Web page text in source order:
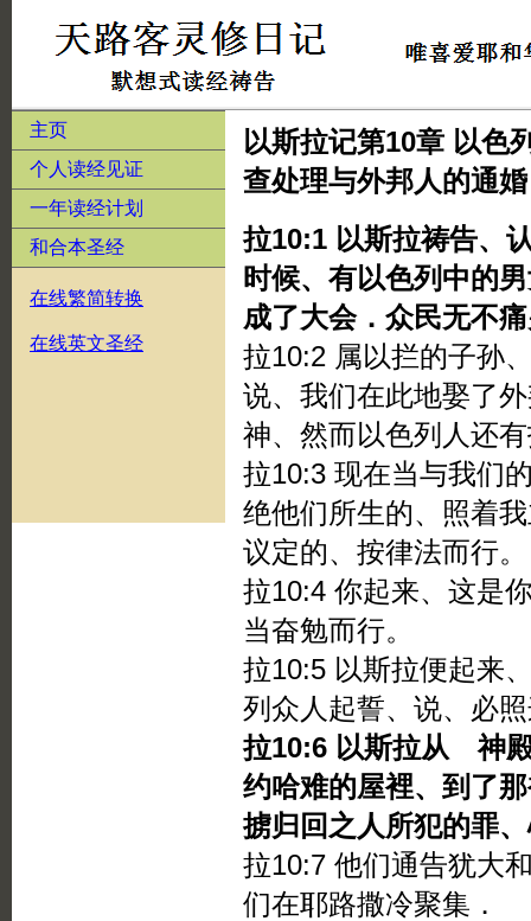
主页
个人读经见证
一年读经计划
和合本圣经
在线繁简转换
在线英文圣经
以斯拉记第10章 以色
查处理与外邦人的通婚
拉10:1 以斯拉祷告、
时候、有以色列中的
成了大会．众民无不
拉10:2 属以拦的子孙
说、我们在此地娶了
神、然而以色列人还
拉10:3 现在当与我们
绝他们所生的、照着
议定的、按律法而行。
拉10:4 你起来、这是
当奋勉而行。
拉10:5 以斯拉便起来
列众人起誓、说、必
拉10:6 以斯拉从 神
约哈难的屋裡、到了
掳归回之人所犯的罪
拉10:7 他们通告犹大
们在耶路撒冷聚集．